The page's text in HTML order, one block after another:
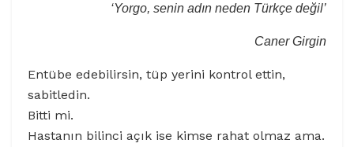
‘Yorgo, senin adın neden Türkçe değil’
Caner Girgin
Entübe edebilirsin, tüp yerini kontrol ettin,
sabitledin.
Bitti mi.
Hastanın bilinci açık ise kimse rahat olmaz ama.